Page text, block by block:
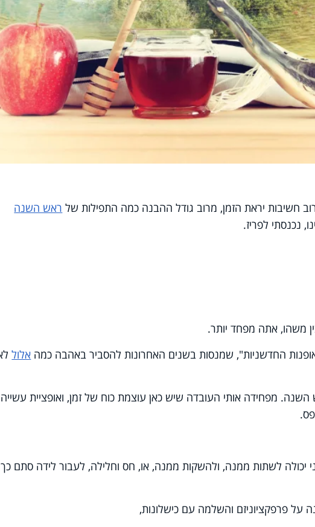
חשיבות יראת הזמן, מרוב גודל ההבנה כמה התפילות של ראש השנה
נכנסתי לפריז.
משהו, אתה מפחד יותר.
החדשניות", שמנסות בשנים האחרונות להסביר באהבה כמה אלול
מפחידה אותי העובדה שיש כאן עוצמת כוח של זמן, ואופציית עשייה
יכולה לשתות ממנה, ולהשקות ממנה, או, חס וחלילה, לעבור לידה סתם
על פרפקציוניזם והשלמה עם כישלונות,